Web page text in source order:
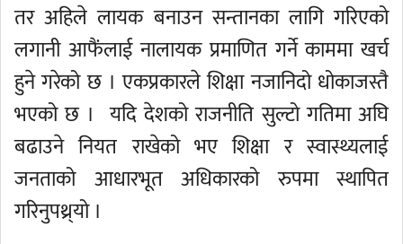
तर अहिले लायक बनाउन सन्तानका लागि गरिएको
लगानी आफैंलाई नालायक प्रमाणित गर्ने काममा खर्च
हुने गरेको छ । एकप्रकारले शिक्षा नजानिदो धोकाजस्तै
भएको छ । यदि देशको राजनीति सुल्टो गतिमा अघि
बढाउने नियत राखेको भए शिक्षा र स्वास्थ्यलाई
जनताको आधारभूत अधिकारको रुपमा स्थापित
गरिनुपथ्र्यो ।